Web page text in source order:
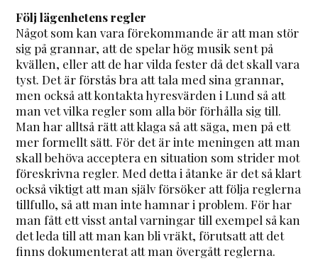
Följ lägenhetens regler
Något som kan vara förekommande är att man stör
sig på grannar, att de spelar hög musik sent på
kvällen, eller att de har vilda fester då det skall vara
tyst. Det är förstås bra att tala med sina grannar,
men också att kontakta hyresvärden i Lund så att
man vet vilka regler som alla bör förhålla sig till.
Man har alltså rätt att klaga så att säga, men på ett
mer formellt sätt. För det är inte meningen att man
skall behöva acceptera en situation som strider mot
föreskrivna regler. Med detta i åtanke är det så klart
också viktigt att man själv försöker att följa reglerna
tillfullo, så att man inte hamnar i problem. För har
man fått ett visst antal varningar till exempel så kan
det leda till att man kan bli vräkt, förutsatt att det
finns dokumenterat att man övergått reglerna.